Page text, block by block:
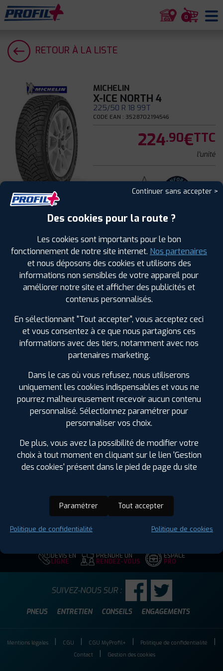
0
RETOUR À LA LISTE
MICHELIN
X-ICE NORTH 4
225/50 R 18 99T
CODE EAN : 3528702194546
224.90€TTC
l'unité
Votre commande
montée et équilibrée :
496.80€TTC
FAIRE INSTALLER CE PNEU
Sous réserve de disponibilité en agence
SPÉCIFICATIONS AVIS CLIENTS ÉTIQUETAGE
Étiquetage
Hiver
Runflat :
Largeur :
Hauteur : 50
18
Vitesse :T
Code EAN :3528702194546
DEVIS EN
LIGNE
PRENDRE UN
RENDEZ-VOUS
ESPACE
PRO
PNEUS ENTRETIEN CONSEILS ENGAGEMENTS
SUIVEZ-NOUS SUR :
Mentions légales CGU CGU MyProfil+
Politique de confidentialité
Contact
Gestion des cookies
Continuer sans accepter >
Des cookies pour la route ?
Les cookies sont importants pour le bon
fonctionnement de notre site internet. Nos partenaires
et nous déposons des cookies et utilisons des
informations non sensibles de votre appareil pour
améliorer notre site et afficher des publicités et
contenus personnalisés.
En sélectionnant "Tout accepter", vous acceptez ceci
et vous consentez à ce que nous partagions ces
informations avec des tiers, notamment avec nos
partenaires marketing.
Dans le cas où vous refusez, nous utiliserons
uniquement les cookies indispensables et vous ne
pourrez malheureusement recevoir aucun contenu
personnalisé. Sélectionnez paramétrer pour
personnaliser vos choix.
De plus, vous avez la possibilité de modifier votre
choix à tout moment en cliquant sur le lien 'Gestion
des cookies' présent dans le pied de page du site
Paramétrer Tout accepter
Politique de confidentialité Politique de cookies